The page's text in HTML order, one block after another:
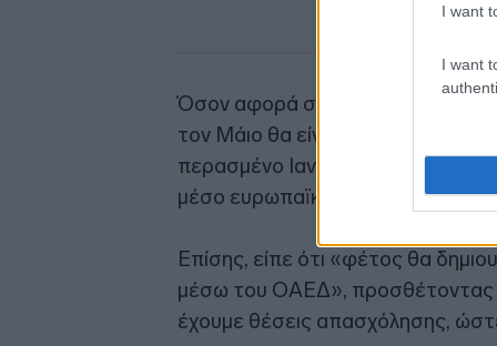
I want
I want
Όσον αφορά στον κατώτατο
τον Μάιο θα είναι πιο γενναία σε
περασμένο Ιανουάριο και ως εκ
μέσο ευρωπαϊκό όρο».
Επίσης, είπε ότι «φέτος θα
μέσω του ΟΑΕΔ», προσθέτοντας
έχουμε θέσεις απασχόλησης,